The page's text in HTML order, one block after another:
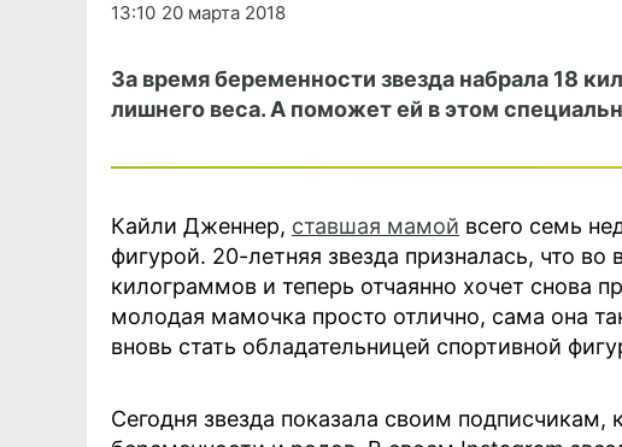
13:10 20 марта 2018
За время беременности звезда набрала 18
лишнего веса. А поможет ей в этом
Кайли Дженнер, ставшая мамой всего семь
фигурой. 20-летняя звезда призналась, что
килограммов и теперь отчаянно хочет снова
молодая мамочка просто отлично, сама она
вновь стать обладательницей спортивной
Сегодня звезда показала своим подписчикам,